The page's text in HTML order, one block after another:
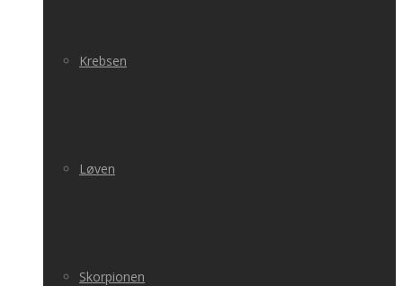
Krebsen
Løven
Skorpionen